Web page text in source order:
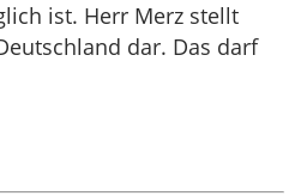
ist. Herr Merz stellt
dar. Das darf